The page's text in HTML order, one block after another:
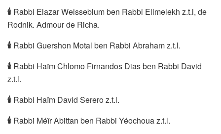
🕯 Rabbi Elazar Weisseblum ben Rabbi Elimelekh z.t.l, de
Rodnik. Admour de Richa.
🕯 Rabbi Guershon Motal ben Rabbi Abraham z.t.l.
🕯 Rabbi Haïm Chlomo Firnandos Dias ben Rabbi David
z.t.l.
🕯 Rabbi Haïm David Serero z.t.l.
🕯 Rabbi Méïr Abittan ben Rabbi Yéochoua z.t.l.